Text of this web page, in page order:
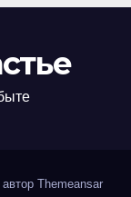
Themeansar